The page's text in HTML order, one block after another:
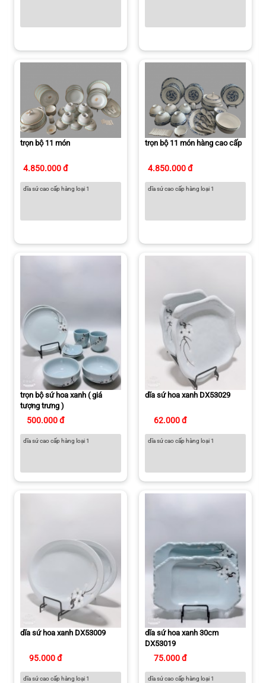
trọn bộ 11 món
4.850.000 đ
dĩa sứ cao cấp hàng loại 1
trọn bộ 11 món hàng cao cấp
4.850.000 đ
dĩa sứ cao cấp hàng loại 1
trọn bộ sứ hoa xanh ( giá
tượng trưng )
500.000 đ
dĩa sứ cao cấp hàng loại 1
dĩa sứ hoa xanh DX53029
62.000 đ
dĩa sứ cao cấp hàng loại 1
dĩa sứ hoa xanh DX53009
95.000 đ
dĩa sứ cao cấp hàng loại 1
dĩa sứ hoa xanh 30cm
DX53019
75.000 đ
dĩa sứ cao cấp hàng loại 1